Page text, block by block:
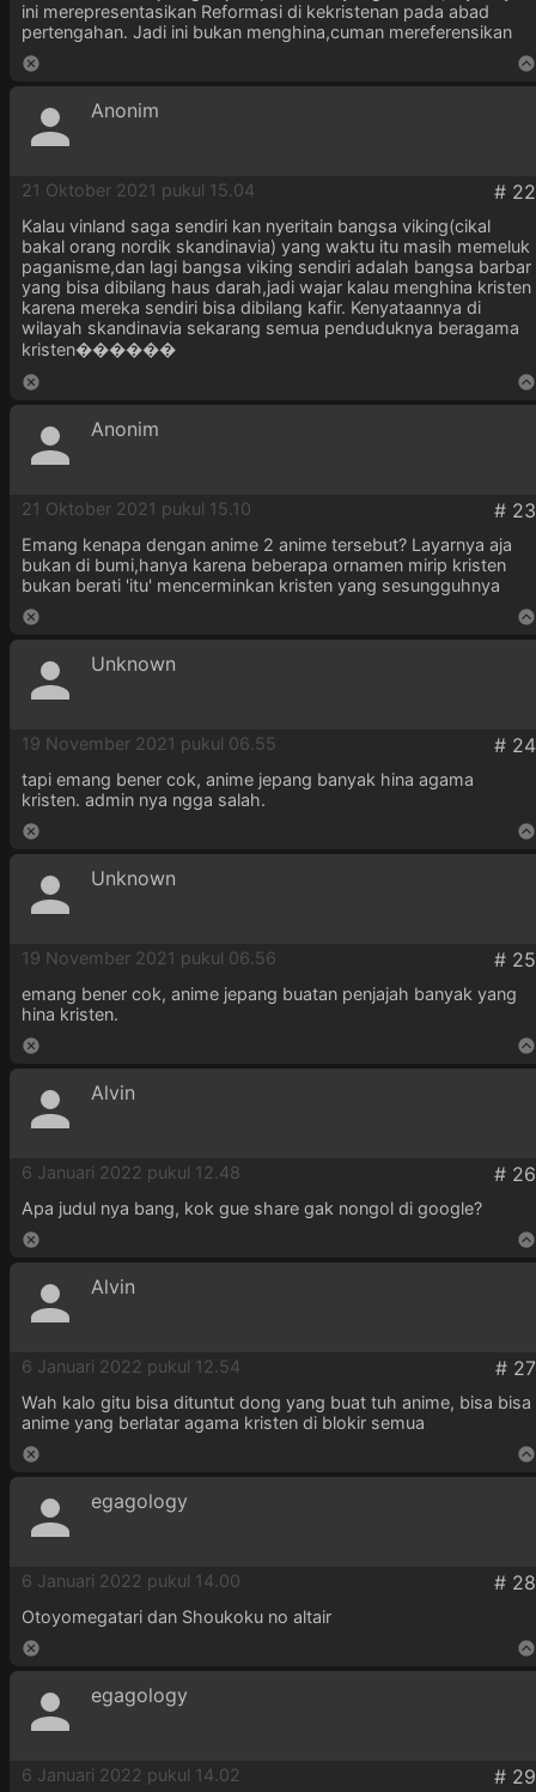
ini merepresentasikan Reformasi di kekristenan pada abad
pertengahan. Jadi ini bukan menghina,cuman mereferensikan
Anonim
21 Oktober 2021 pukul 15.04
Kalau vinland saga sendiri kan nyeritain bangsa viking(cikal
bakal orang nordik skandinavia) yang waktu itu masih memeluk
paganisme,dan lagi bangsa viking sendiri adalah bangsa barbar
yang bisa dibilang haus darah,jadi wajar kalau menghina kristen
karena mereka sendiri bisa dibilang kafir. Kenyataannya di
wilayah skandinavia sekarang semua penduduknya beragama
kristen������
Anonim
21 Oktober 2021 pukul 15.10
Emang kenapa dengan anime 2 anime tersebut? Layarnya aja
bukan di bumi,hanya karena beberapa ornamen mirip kristen
bukan berati 'itu' mencerminkan kristen yang sesungguhnya
Unknown
19 November 2021 pukul 06.55
tapi emang bener cok, anime jepang banyak hina agama
kristen. admin nya ngga salah.
Unknown
19 November 2021 pukul 06.56
emang bener cok, anime jepang buatan penjajah banyak yang
hina kristen.
Alvin
6 Januari 2022 pukul 12.48
Apa judul nya bang, kok gue share gak nongol di google?
Alvin
6 Januari 2022 pukul 12.54
Wah kalo gitu bisa dituntut dong yang buat tuh anime, bisa bisa
anime yang berlatar agama kristen di blokir semua
egagology
6 Januari 2022 pukul 14.00
Otoyomegatari dan Shoukoku no altair
egagology
6 Januari 2022 pukul 14.02